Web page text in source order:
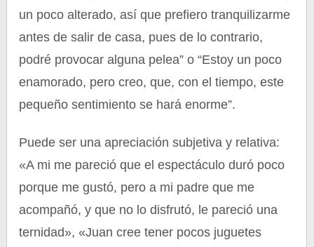
un poco alterado, así que prefiero tranquilizarme
antes de salir de casa, pues de lo contrario,
podré provocar alguna pelea” o “Estoy un poco
enamorado, pero creo, que, con el tiempo, este
pequeño sentimiento se hará enorme”.
Puede ser una apreciación subjetiva y relativa:
«A mi me pareció que el espectáculo duró poco
porque me gustó, pero a mi padre que me
acompañó, y que no lo disfrutó, le pareció una
ternidad», «Juan cree tener pocos juguetes